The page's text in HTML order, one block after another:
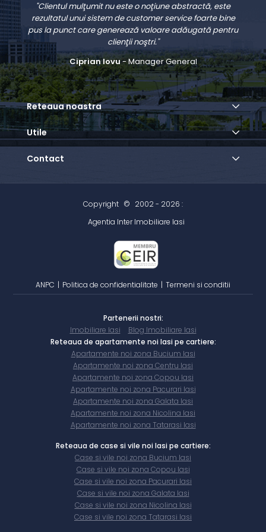
"Clientul mulţumit nu este o noţiune abstractă, este
rezultatul unui sistem de customer service foarte bine
pus la punct care generează valoare adăugată pentru
clienţii noştri."
Ciprian Iovu- Manager General
Reteaua noastra
Utile
Contact
Copyright © 2002 - 2026 :
Agentia Inter Imobiliare Iasi
ANPC Politica de confidentialitate Termeni si conditii
Partenerii nostri:
Imobiliare Iasi
Blog Imobiliare Iasi
Reteaua de apartamente noi Iasi pe cartiere:
Apartamente noi zona Bucium Iasi
Apartamente noi zona Centru Iasi
Apartamente noi zona Copou Iasi
Apartamente noi zona Pacurari Iasi
Apartamente noi zona Galata Iasi
Apartamente noi zona Nicolina Iasi
Apartamente noi zona Tatarasi Iasi
Reteaua de case si vile noi Iasi pe cartiere:
Case si vile noi zona Bucium Iasi
Case si vile noi zona Copou Iasi
Case si vile noi zona Pacurari Iasi
Case si vile noi zona Galata Iasi
Case si vile noi zona Nicolina Iasi
Case si vile noi zona Tatarasi Iasi